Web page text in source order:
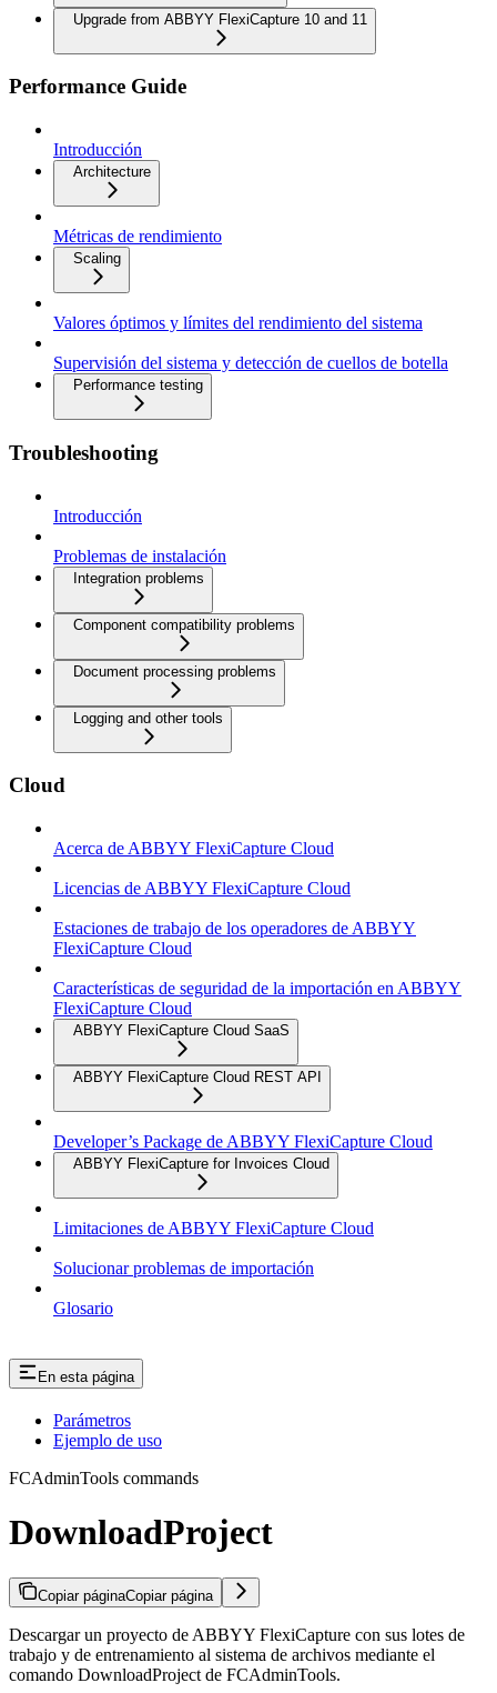
Upgrade from ABBYY FlexiCapture 10 and 11
Performance Guide
Introducción
Architecture
Métricas de rendimiento
Scaling
Valores óptimos y límites del rendimiento del sistema
Supervisión del sistema y detección de cuellos de botella
Performance testing
Troubleshooting
Introducción
Problemas de instalación
Integration problems
Component compatibility problems
Document processing problems
Logging and other tools
Cloud
Acerca de ABBYY FlexiCapture Cloud
Licencias de ABBYY FlexiCapture Cloud
Estaciones de trabajo de los operadores de ABBYY
FlexiCapture Cloud
Características de seguridad de la importación en ABBYY
FlexiCapture Cloud
ABBYY FlexiCapture Cloud SaaS
ABBYY FlexiCapture Cloud REST API
Developer’s Package de ABBYY FlexiCapture Cloud
ABBYY FlexiCapture for Invoices Cloud
Limitaciones de ABBYY FlexiCapture Cloud
Solucionar problemas de importación
Glosario
En esta página
Parámetros
Ejemplo de uso
FCAdminTools commands
DownloadProject
Copiar páginaCopiar página
Descargar un proyecto de ABBYY FlexiCapture con sus lotes de
trabajo y de entrenamiento al sistema de archivos mediante el
comando DownloadProject de FCAdminTools.